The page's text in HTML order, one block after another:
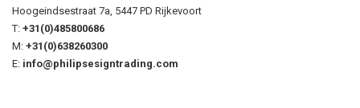
Hoogeindsestraat 7a, 5447 PD Rijkevoort
T: +31(0)485800686
M: +31(0)638260300
E: info@philipsesigntrading.com